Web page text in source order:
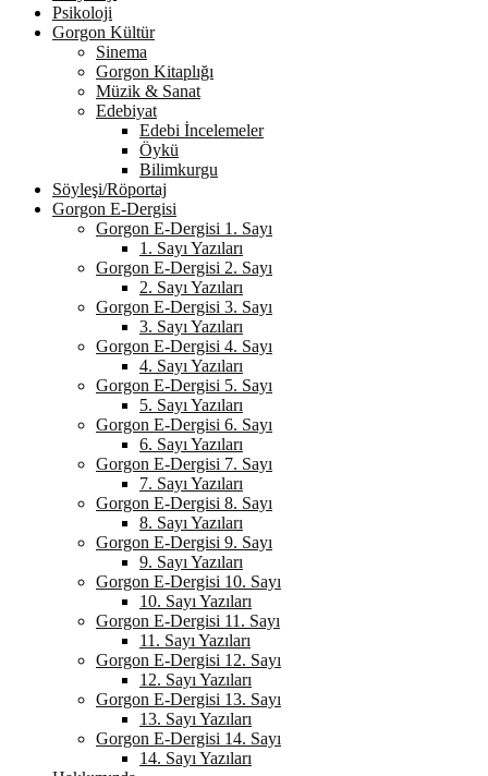
Psikoloji
Gorgon Kültür
Sinema
Gorgon Kitaplığı
Müzik & Sanat
Edebiyat
Edebi İncelemeler
Öykü
Bilimkurgu
Söyleşi/Röportaj
Gorgon E-Dergisi
Gorgon E-Dergisi 1. Sayı
1. Sayı Yazıları
Gorgon E-Dergisi 2. Sayı
2. Sayı Yazıları
Gorgon E-Dergisi 3. Sayı
3. Sayı Yazıları
Gorgon E-Dergisi 4. Sayı
4. Sayı Yazıları
Gorgon E-Dergisi 5. Sayı
5. Sayı Yazıları
Gorgon E-Dergisi 6. Sayı
6. Sayı Yazıları
Gorgon E-Dergisi 7. Sayı
7. Sayı Yazıları
Gorgon E-Dergisi 8. Sayı
8. Sayı Yazıları
Gorgon E-Dergisi 9. Sayı
9. Sayı Yazıları
Gorgon E-Dergisi 10. Sayı
10. Sayı Yazıları
Gorgon E-Dergisi 11. Sayı
11. Sayı Yazıları
Gorgon E-Dergisi 12. Sayı
12. Sayı Yazıları
Gorgon E-Dergisi 13. Sayı
13. Sayı Yazıları
Gorgon E-Dergisi 14. Sayı
14. Sayı Yazıları